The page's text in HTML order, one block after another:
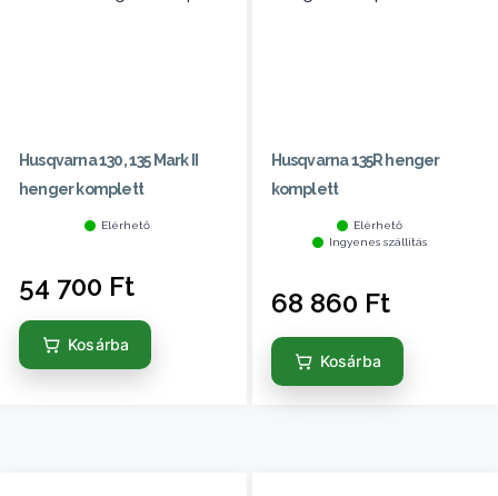
Husqvarna 130, 135 Mark II
henger komplett
Elérhető
54 700 Ft
Kosárba
Husqvarna 135R henger
komplett
Elérhető
Ingyenes szállítás
68 860 Ft
Kosárba